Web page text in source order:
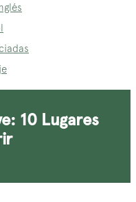
10 Lugares